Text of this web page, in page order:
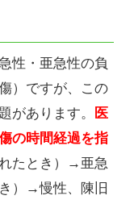
性・亜急性の負
）ですが、この
があります。
医
の時間経過を指
たとき）→亜急
）→慢性、陳旧